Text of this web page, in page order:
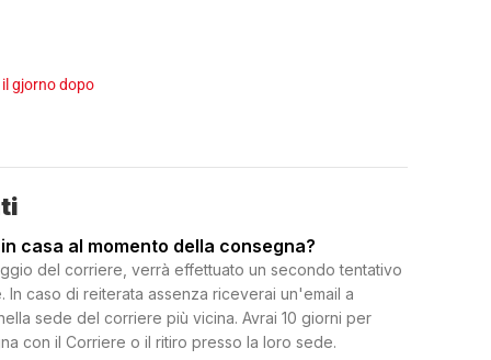
gjorno dopo
casa al momento della consegna?
del corriere, verrà effettuato un secondo tentativo
caso di reiterata assenza riceverai un'email a
sede del corriere più vicina. Avrai 10 giorni per
con il Corriere o il ritiro presso la loro sede.